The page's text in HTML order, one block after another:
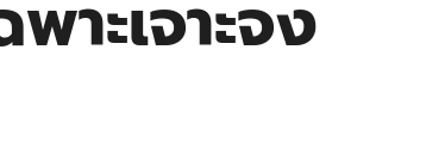
ะเจาะจง